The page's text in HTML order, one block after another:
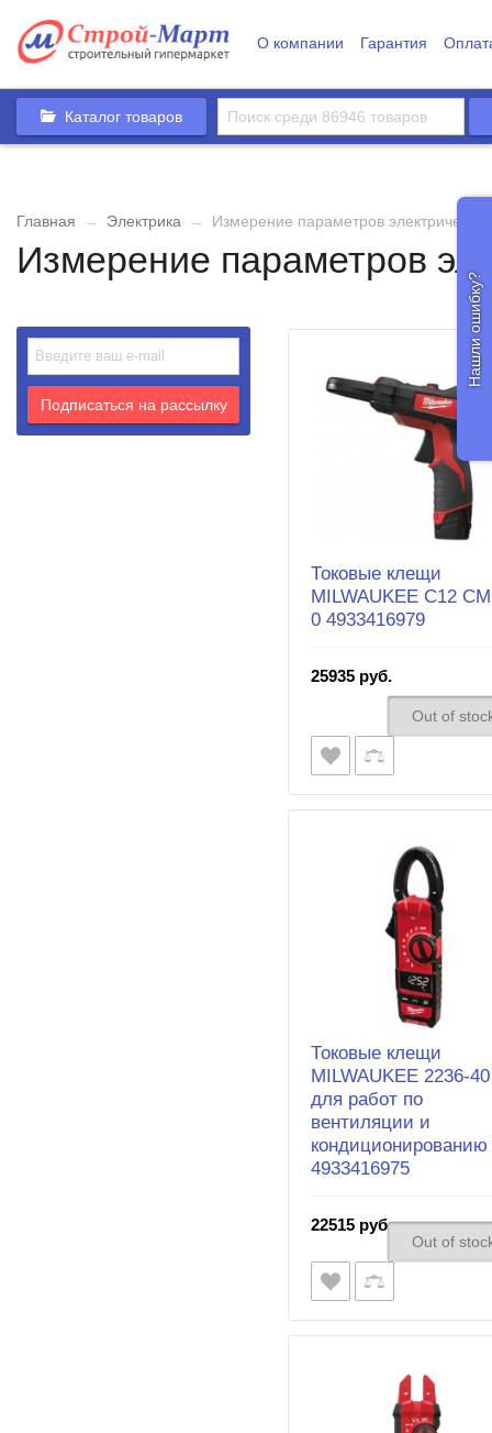
О компании Гарантия
Каталог товаров
Главная → Электрика → Измерение параметров
Измерение параметров
Токовые клещи
MILWAUKEE С12
0 4933416979
25935 руб.
Out of
Токовые клещи
MILWAUKEE 2236-40
для работ по
вентиляции и
кондиционированию
4933416975
22515 руб.
Out of
Нашли ошибку?